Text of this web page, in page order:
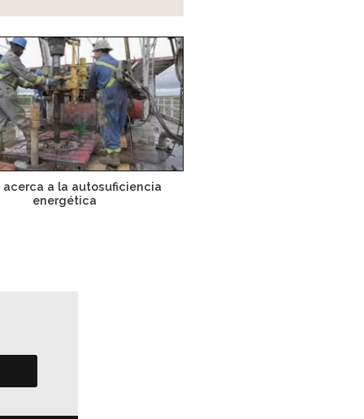
acerca a la autosuficiencia
energética